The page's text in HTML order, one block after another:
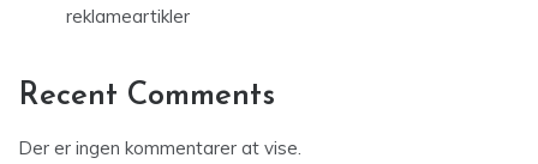
reklameartikler
Recent Comments
Der er ingen kommentarer at vise.